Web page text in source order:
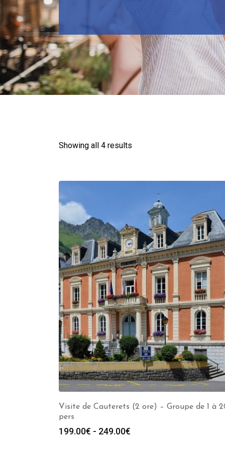
Showing all 4 results
Visite de Cauterets (2 ore) – Groupe de 1 à
pers
199.00€ - 249.00€